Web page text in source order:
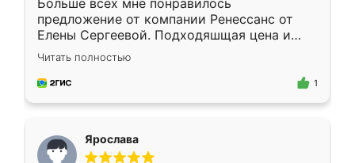
Больше всех мне понравилось
предложение от компании Ренессанс от
Елены Сергеевой. Подходяшщая цена и
короткие сроки изготовления. Приехавший
для замера сотрудник Владислав
предложил по моему эскизу самый
Читать полностью
1
Ярослава